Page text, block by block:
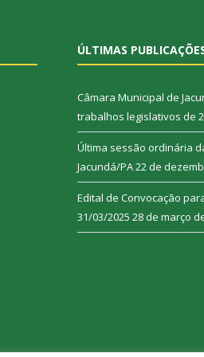
ÚLTIMAS
Câmara Municipal de
trabalhos legislativos de
Última sessão ordinária
Jacundá/PA22 de
Edital de Convocação
31/03/2025 28 de março